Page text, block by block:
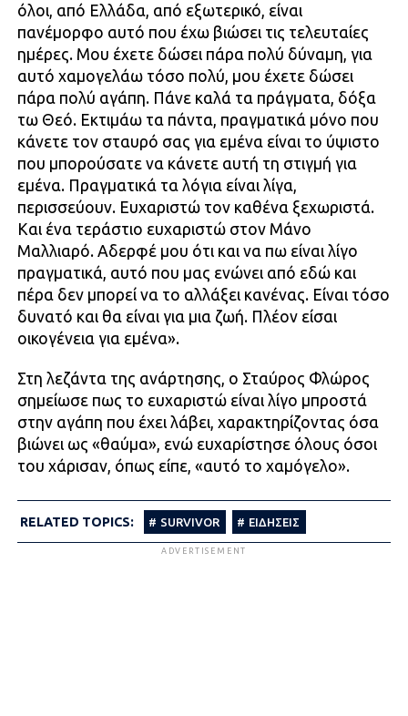
όλοι, από Ελλάδα, από εξωτερικό, είναι
πανέμορφο αυτό που έχω βιώσει τις τελευταίες
ημέρες. Μου έχετε δώσει πάρα πολύ δύναμη, για
αυτό χαμογελάω τόσο πολύ, μου έχετε δώσει
πάρα πολύ αγάπη. Πάνε καλά τα πράγματα, δόξα
τω Θεό. Εκτιμάω τα πάντα, πραγματικά μόνο που
κάνετε τον σταυρό σας για εμένα είναι το ύψιστο
που μπορούσατε να κάνετε αυτή τη στιγμή για
εμένα. Πραγματικά τα λόγια είναι λίγα,
περισσεύουν. Ευχαριστώ τον καθένα ξεχωριστά.
Και ένα τεράστιο ευχαριστώ στον Μάνο
Μαλλιαρό. Αδερφέ μου ότι και να πω είναι λίγο
πραγματικά, αυτό που μας ενώνει από εδώ και
πέρα δεν μπορεί να το αλλάξει κανένας. Είναι τόσο
δυνατό και θα είναι για μια ζωή. Πλέον είσαι
οικογένεια για εμένα».
Στη λεζάντα της ανάρτησης, ο Σταύρος Φλώρος
σημείωσε πως το ευχαριστώ είναι λίγο μπροστά
στην αγάπη που έχει λάβει, χαρακτηρίζοντας όσα
βιώνει ως «θαύμα», ενώ ευχαρίστησε όλους όσοι
του χάρισαν, όπως είπε, «αυτό το χαμόγελο».
RELATED TOPICS: SURVIVOR ΕΙΔΗΣΕΙΣ
ADVERTISEMENT